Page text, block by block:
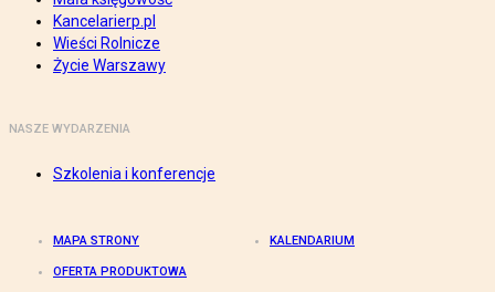
Kancelarierp.pl
Wieści Rolnicze
Życie Warszawy
NASZE WYDARZENIA
Szkolenia i konferencje
MAPA STRONY KALENDARIUM
OFERTA PRODUKTOWA